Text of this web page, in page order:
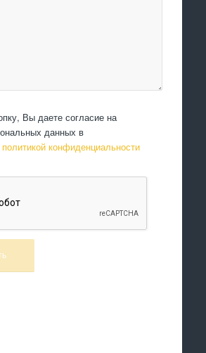
Вы даете согласие на
данных в
политикой конфиденциальности